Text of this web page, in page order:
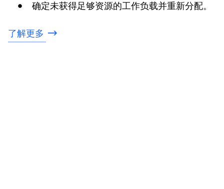
确定未获得足够资源的工作负载并重新分配。
了解更多